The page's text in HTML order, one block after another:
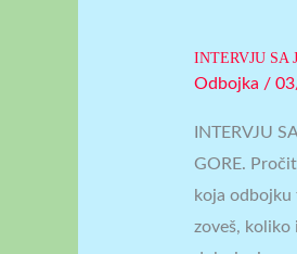
INTERVJU SA
Odbojka /
INTERVJU
GORE.
koja odbojku
zoveš, koliko